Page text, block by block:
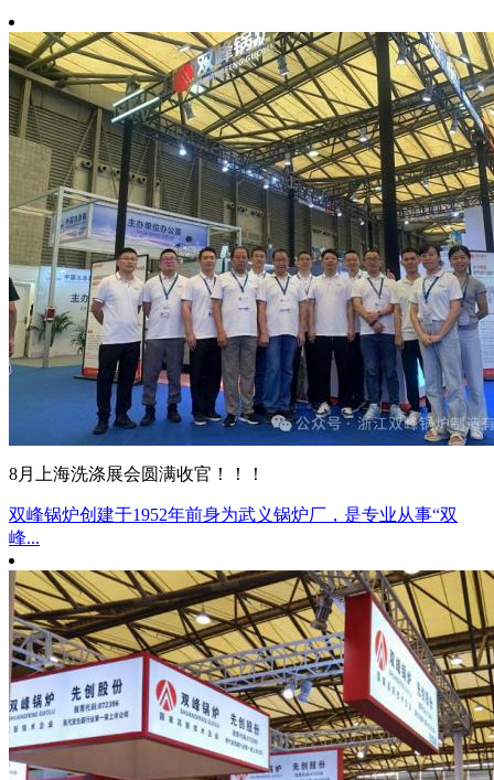
8月上海洗涤展会圆满收官！！！
双峰锅炉创建于1952年前身为武义锅炉厂，是专业从事“双
峰...